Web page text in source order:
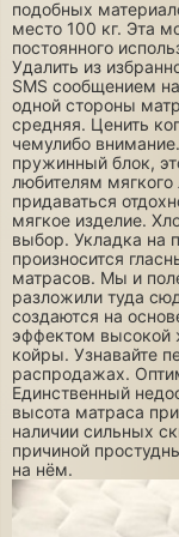
подобных
место 100 кг. Эта
постоянного
Удалить из
SMS сообщением
одной стороны
средняя. Ценить
чемулибо
пружинный блок,
любителям
придаваться
мягкое изделие.
выбор. Укладка на
произносится
матрасов. Мы и
разложили туда
создаются на
эффектом высокой
койры. Узнавайте
распродажах.
Единственный
высота матраса
наличии сильных
причиной
на нём.